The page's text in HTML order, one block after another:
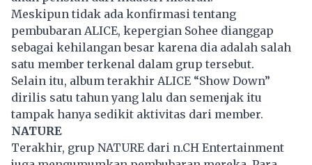
Meskipun tidak ada konfirmasi tentang
pembubaran ALICE, kepergian Sohee dianggap
sebagai kehilangan besar karena dia adalah salah
satu member terkenal dalam grup tersebut.
Selain itu, album terakhir ALICE “Show Down”
dirilis satu tahun yang lalu dan semenjak itu
tampak hanya sedikit aktivitas dari member.
NATURE
Terakhir, grup NATURE dari n.CH Entertainment